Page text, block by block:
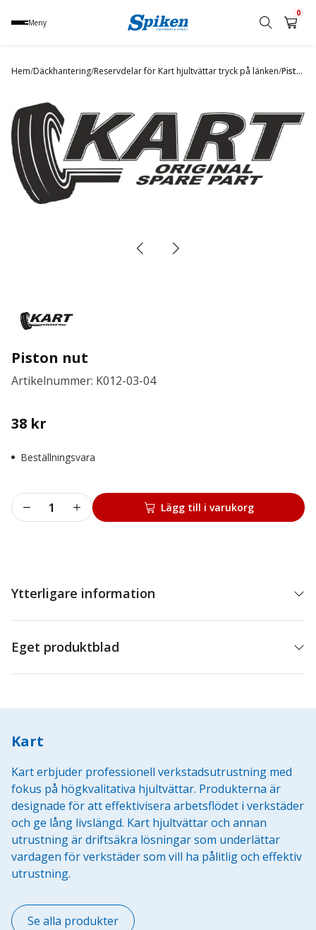
Meny
namn,
eller
varumärke
0
Hem/Däckhantering/Reservdelar för Kart hjultvättar tryck på länken/ Piston nut
Piston nut
Artikelnummer: K012-03-04
38 kr
Beställningsvara
Piston
nut
Lägg till i varukorg
Ytterligare information
Eget produktblad
Kart
Kart erbjuder professionell verkstadsutrustning med
fokus på högkvalitativa hjultvättar. Produkterna är
designade för att effektivisera arbetsflödet i verkstäder
och ge lång livslängd. Kart hjultvättar och annan
utrustning är driftsäkra lösningar som underlättar
vardagen för verkstäder som vill ha pålitlig och effektiv
utrustning.
Se alla produkter